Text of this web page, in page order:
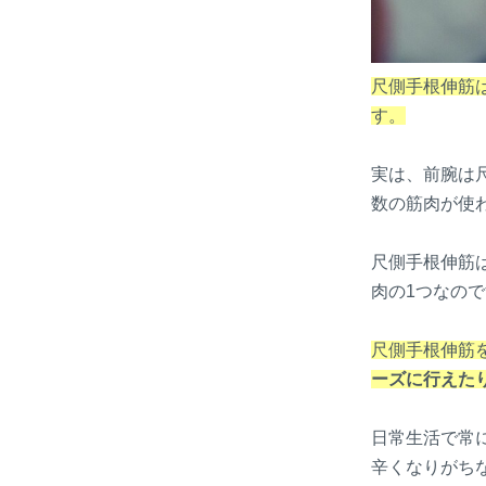
尺側手根伸筋
す。
実は、前腕は
数の筋肉が使
尺側手根伸筋
肉の1つなの
尺側手根伸筋
ーズに行えた
日常生活で常
辛くなりがち